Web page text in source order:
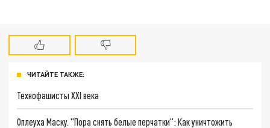
ЧИТАЙТЕ ТАКЖЕ:
Технофашисты XXI века
Оплеуха Маску. "Пора снять белые перчатки": Как уничтожить